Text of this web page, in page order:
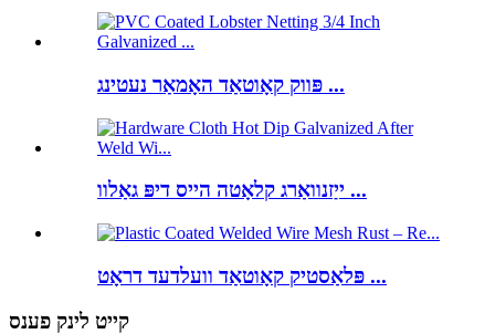
פּווק קאָוטאַד האָמאַר נעטינג ...
ייַזנוואַרג קלאָטה הייס דיפּ גאַלוו ...
פּלאַסטיק קאָוטאַד וועלדעד דראָט ...
קייט לינק פענס